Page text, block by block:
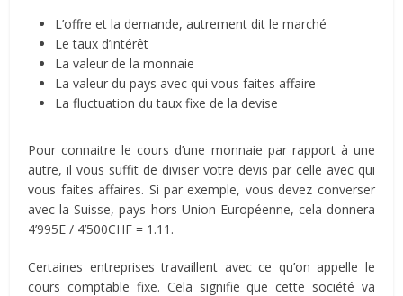
L’offre et la demande, autrement dit le marché
Le taux d’intérêt
La valeur de la monnaie
La valeur du pays avec qui vous faites affaire
La fluctuation du taux fixe de la devise
Pour connaitre le cours d’une monnaie par rapport à une
autre, il vous suffit de diviser votre devis par celle avec qui
vous faites affaires. Si par exemple, vous devez converser
avec la Suisse, pays hors Union Européenne, cela donnera
4’995E / 4’500CHF = 1.11.
Certaines entreprises travaillent avec ce qu’on appelle le
cours comptable fixe. Cela signifie que cette société va